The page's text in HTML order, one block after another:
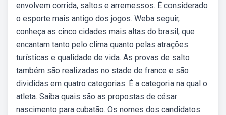
envolvem corrida, saltos e arremessos. É considerado
o esporte mais antigo dos jogos. Weba seguir,
conheça as cinco cidades mais altas do brasil, que
encantam tanto pelo clima quanto pelas atrações
turísticas e qualidade de vida. As provas de salto
também são realizadas no stade de france e são
divididas em quatro categorias: É a categoria na qual o
atleta. Saiba quais são as propostas de césar
nascimento para cubatão. Os nomes dos candidatos